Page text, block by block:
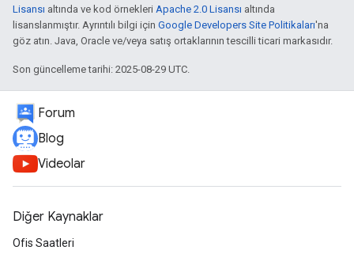
Lisansı altında ve kod örnekleri Apache 2.0 Lisansı altında
lisanslanmıştır. Ayrıntılı bilgi için Google Developers Site Politikaları'na
göz atın. Java, Oracle ve/veya satış ortaklarının tescilli ticari markasıdır.
Son güncelleme tarihi: 2025-08-29 UTC.
Forum
Blog
Videolar
Diğer Kaynaklar
Ofis Saatleri